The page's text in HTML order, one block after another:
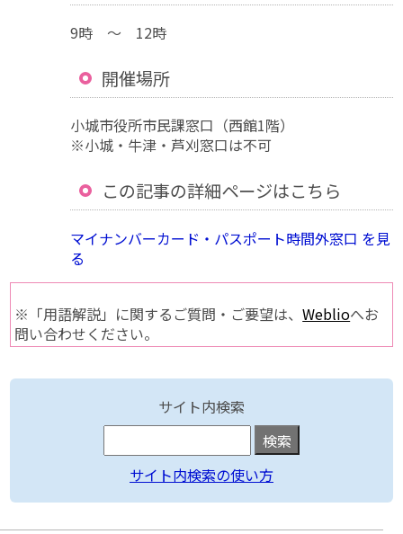
9時 ～ 12時
開催場所
小城市役所市民課窓口（西館1階）
※小城・牛津・芦刈窓口は不可
この記事の詳細ページはこちら
マイナンバーカード・パスポート時間外窓口 を見
る
※「用語解説」に関するご質問・ご要望は、Weblioへお
問い合わせください。
サイト内検索
サイト内検索の使い方